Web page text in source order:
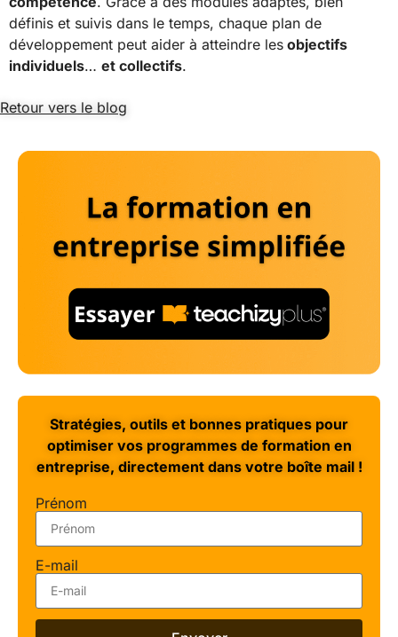
définis et suivis dans le temps, chaque plan de
développement peut aider à atteindre les objectifs
individuels… et collectifs.
Retour vers le blog
Stratégies, outils et bonnes pratiques pour
optimiser vos programmes de formation en
entreprise, directement dans votre boîte mail !
Prénom
E-mail